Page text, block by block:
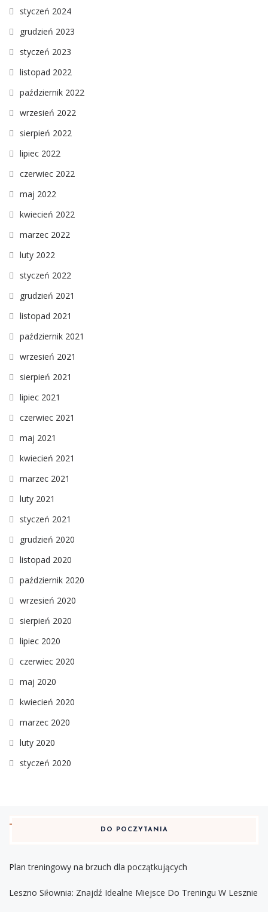
styczeń 2024
grudzień 2023
styczeń 2023
listopad 2022
październik 2022
wrzesień 2022
sierpień 2022
lipiec 2022
czerwiec 2022
maj 2022
kwiecień 2022
marzec 2022
luty 2022
styczeń 2022
grudzień 2021
listopad 2021
październik 2021
wrzesień 2021
sierpień 2021
lipiec 2021
czerwiec 2021
maj 2021
kwiecień 2021
marzec 2021
luty 2021
styczeń 2021
grudzień 2020
listopad 2020
październik 2020
wrzesień 2020
sierpień 2020
lipiec 2020
czerwiec 2020
maj 2020
kwiecień 2020
marzec 2020
luty 2020
styczeń 2020
DO POCZYTANIA
Plan treningowy na brzuch dla początkujących
Leszno Siłownia: Znajdź Idealne Miejsce Do Treningu W Lesznie